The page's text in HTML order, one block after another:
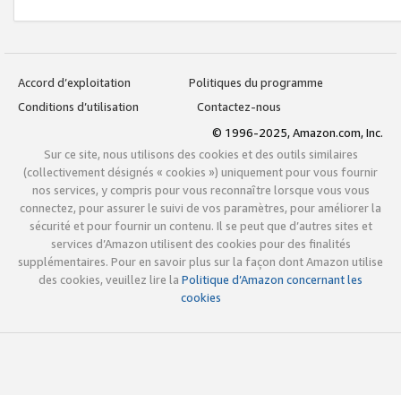
Accord d’exploitation
Politiques du programme
Conditions d’utilisation
Contactez-nous
© 1996-2025, Amazon.com, Inc.
Sur ce site, nous utilisons des cookies et des outils similaires
(collectivement désignés « cookies ») uniquement pour vous fournir
nos services, y compris pour vous reconnaître lorsque vous vous
connectez, pour assurer le suivi de vos paramètres, pour améliorer la
sécurité et pour fournir un contenu. Il se peut que d’autres sites et
services d’Amazon utilisent des cookies pour des finalités
supplémentaires. Pour en savoir plus sur la façon dont Amazon utilise
des cookies, veuillez lire la Politique d’Amazon concernant les
cookies